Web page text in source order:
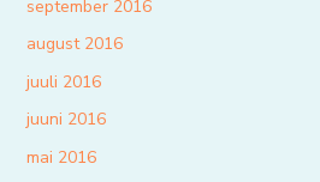
september 2016
august 2016
juuli 2016
juuni 2016
mai 2016